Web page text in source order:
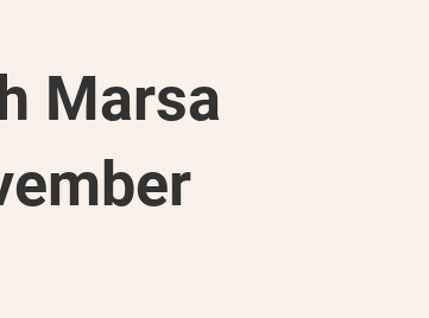
Marsa